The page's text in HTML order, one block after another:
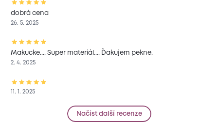
dobrá cena
26. 5. 2025
Makucke.... Super materiál.... Ďakujem pekne.
2. 4. 2025
11. 1. 2025
Načíst další recenze